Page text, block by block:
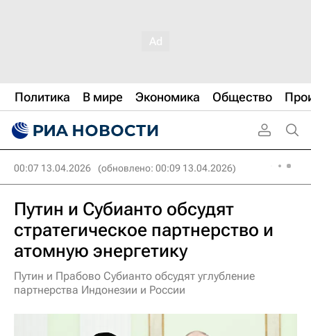
Политика В мире Экономика Общество
00:07 13.04.2026 (обновлено: 00:09 13.04.2026)
Путин и Субианто обсудят
стратегическое партнерство и
атомную энергетику
Путин и Прабово Субианто обсудят углубление
партнерства Индонезии и России